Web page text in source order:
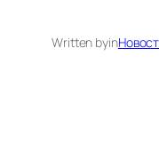
Written byin